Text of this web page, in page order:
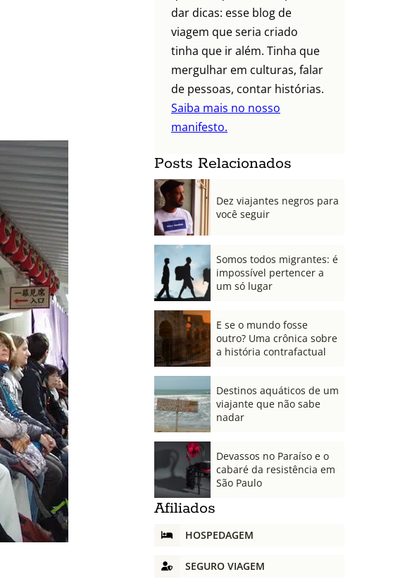
dar dicas: esse blog de
viagem que seria criado
tinha que ir além. Tinha que
mergulhar em culturas, falar
de pessoas, contar histórias.
Saiba mais no nosso
manifesto.
Posts Relacionados
Dez viajantes negros para
você seguir
Somos todos migrantes: é
impossível pertencer a
um só lugar
E se o mundo fosse
outro? Uma crônica sobre
a história contrafactual
Destinos aquáticos de um
viajante que não sabe
nadar
Devassos no Paraíso e o
cabaré da resistência em
São Paulo
Afiliados
HOSPEDAGEM
SEGURO VIAGEM